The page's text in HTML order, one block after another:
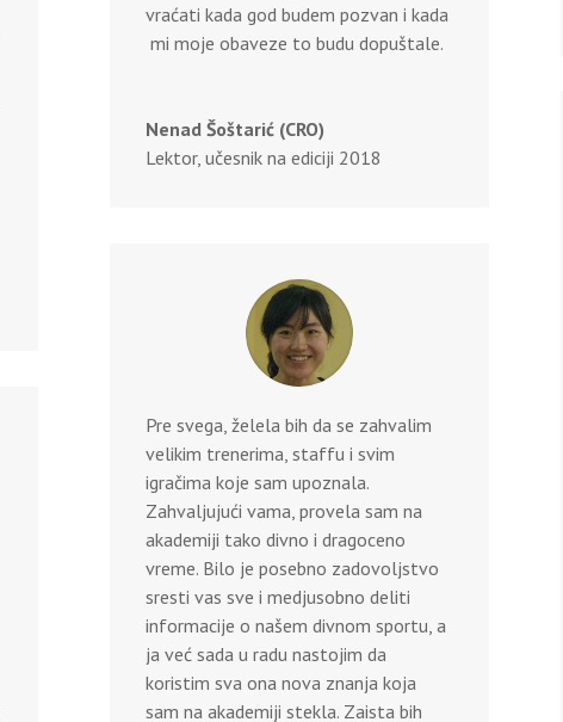
vraćati kada god budem pozvan i kada
mi moje obaveze to budu dopuštale.
Nenad Šoštarić (CRO)
Lektor, učesnik na ediciji 2018
Pre svega, želela bih da se zahvalim
velikim trenerima, staffu i svim
igračima koje sam upoznala.
Zahvaljujući vama, provela sam na
akademiji tako divno i dragoceno
vreme. Bilo je posebno zadovoljstvo
sresti vas sve i medjusobno deliti
informacije o našem divnom sportu, a
ja već sada u radu nastojim da
koristim sva ona nova znanja koja
sam na akademiji stekla. Zaista bih